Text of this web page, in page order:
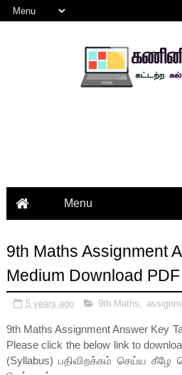
9th Maths Assignment
Medium Download PDF
5 years ago 9th Maths
9th Maths Assignment Answer Key
Please click the below link to
(Syllabus) பதிவிறக்கம் செய்ய கீழே